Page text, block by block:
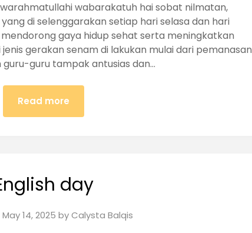
wabarakatuh hai sobat nilmatan,
di selenggarakan setiap hari selasa dan hari
gaya hidup sehat serta meningkatkan
gerakan senam di lakukan mulai dari pemanasan
guru tampak antusias dan…
Read more
day
May 14, 2025 byCalysta Balqis